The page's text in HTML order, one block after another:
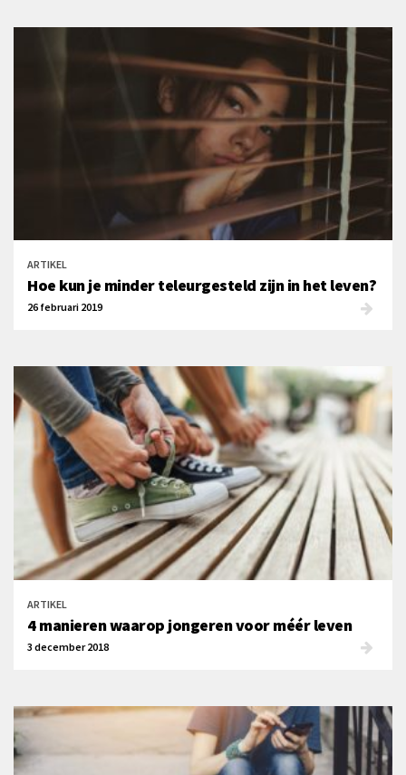
ARTIKEL
Hoe kun je minder teleurgesteld zijn in het leven?
26 februari 2019
ARTIKEL
4 manieren waarop jongeren voor méér leven
3 december 2018